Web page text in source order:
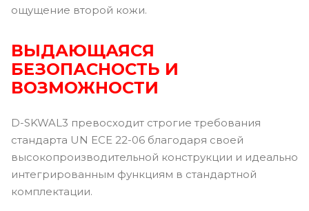
ощущение второй кожи.
ВЫДАЮЩАЯСЯ
БЕЗОПАСНОСТЬ И
ВОЗМОЖНОСТИ
D-SKWAL3 превосходит строгие требования
стандарта UN ECE 22-06 благодаря своей
высокопроизводительной конструкции и идеально
интегрированным функциям в стандартной
комплектации.